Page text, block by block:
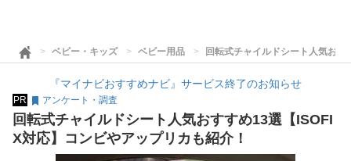
ベビー・キッズ ベビー用品 回転式チャイルドシート人気お
『マイナビおすすめナビ』サービス終了のお知らせ
PR アンケート・調査
回転式チャイルドシート人気おすすめ13選【ISOFI
X対応】コンビやアップリカも紹介！